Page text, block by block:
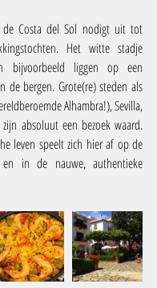
de Costa del Sol nodigt uit tot
Het witte stadje
bijvoorbeeld liggen op een
de bergen. Grote(re) steden als
Alhambra!), Sevilla,
absoluut een bezoek waard.
leven speelt zich hier af op de
en in de nauwe, authentieke